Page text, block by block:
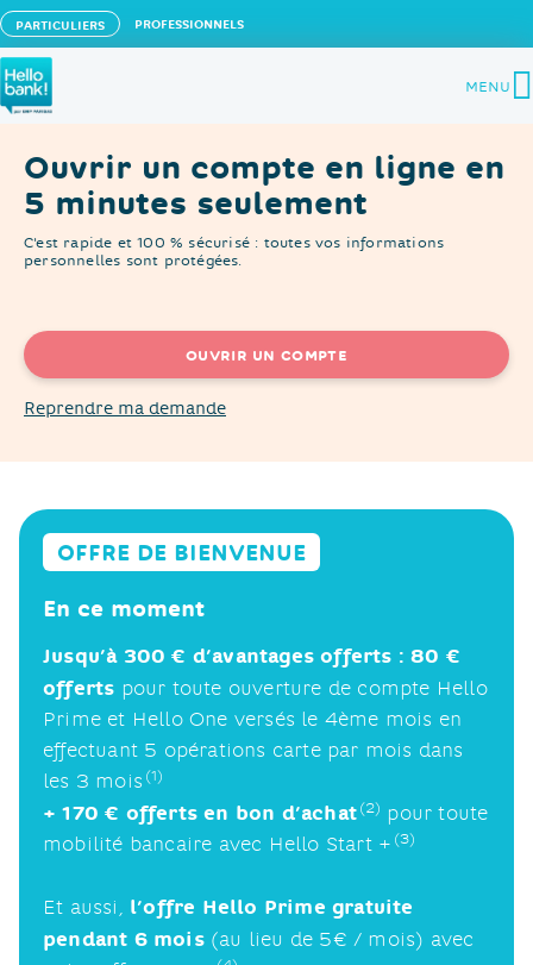
PARTICULIERS PROFESSIONNELS
Hello bank! la banque en ligne de BNP Paribas
MENU
Ouvrir un compte en ligne en
5 minutes seulement
C'est rapide et 100 % sécurisé : toutes vos informations
personnelles sont protégées.
OUVRIR UN COMPTE
Reprendre ma demande
OFFRE DE BIENVENUE
En ce moment
Jusqu’à 300 € d’avantages offerts : 80 €
offerts pour toute ouverture de compte Hello
Prime et Hello One versés le 4ème mois en
effectuant 5 opérations carte par mois dans
les 3 mois​ (1)
+ 170 € offerts en bon d’achat(2) pour toute
mobilité bancaire avec Hello Start +​ (3)
Et aussi, l’offre Hello Prime gratuite
pendant 6 mois(au lieu de 5€ / mois) avec